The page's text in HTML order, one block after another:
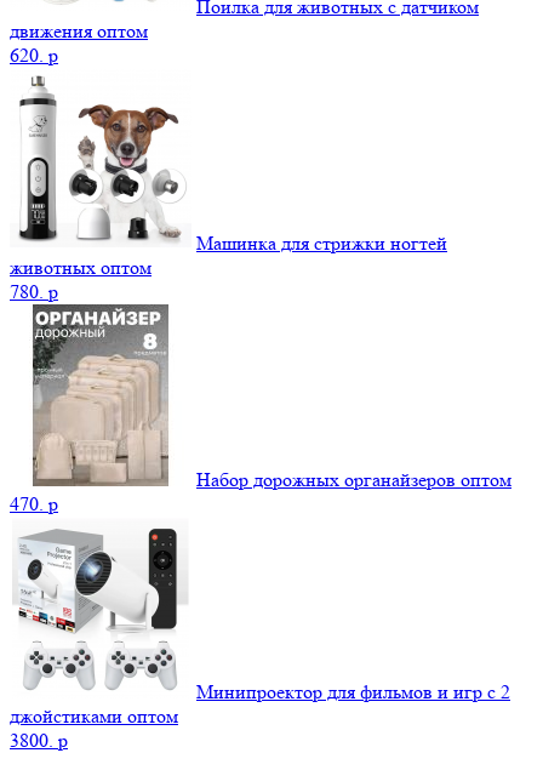
Поилка для животных с датчиком
движения оптом
620. p
Машинка для стрижки ногтей
животных оптом
780. p
Набор дорожных органайзеров оптом
470. p
Минипроектор для фильмов и игр с 2
джойстиками оптом
3800. p